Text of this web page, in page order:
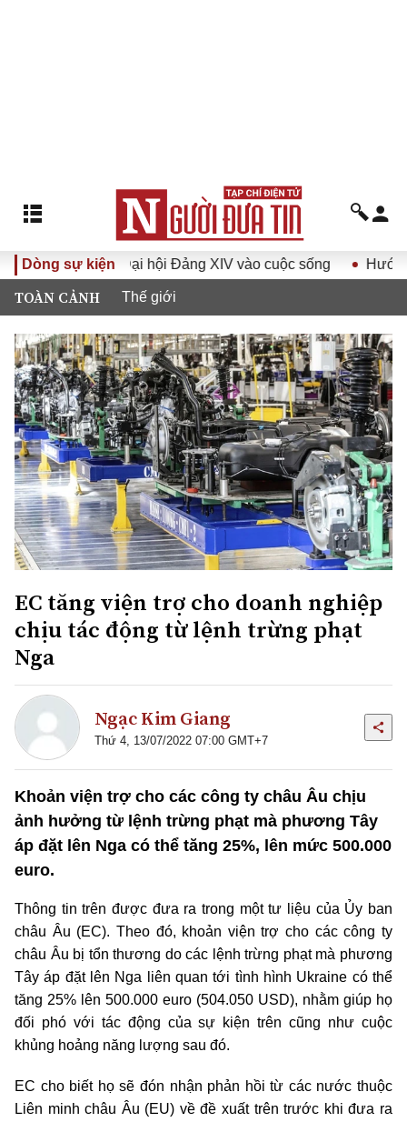
Dòng sự kiện
quyết Đại hội Đảng XIV vào cuộc sống Hướng tới
TOÀN CẢNH Thế giới
EC tăng viện trợ cho doanh nghiệp
chịu tác động từ lệnh trừng phạt
Nga
Ngạc Kim Giang
Thứ 4, 13/07/2022 07:00 GMT+7
Khoản viện trợ cho các công ty châu Âu chịu
ảnh hưởng từ lệnh trừng phạt mà phương Tây
áp đặt lên Nga có thể tăng 25%, lên mức 500.000
euro.
Thông tin trên được đưa ra trong một tư liệu của Ủy ban
châu Âu (EC). Theo đó, khoản viện trợ cho các công ty
châu Âu bị tổn thương do các lệnh trừng phạt mà phương
Tây áp đặt lên Nga liên quan tới tình hình Ukraine có thể
tăng 25% lên 500.000 euro (504.050 USD), nhằm giúp họ
đối phó với tác động của sự kiện trên cũng như cuộc
khủng hoảng năng lượng sau đó.
EC cho biết họ sẽ đón nhận phản hồi từ các nước thuộc
Liên minh châu Âu (EU) về đề xuất trên trước khi đưa ra